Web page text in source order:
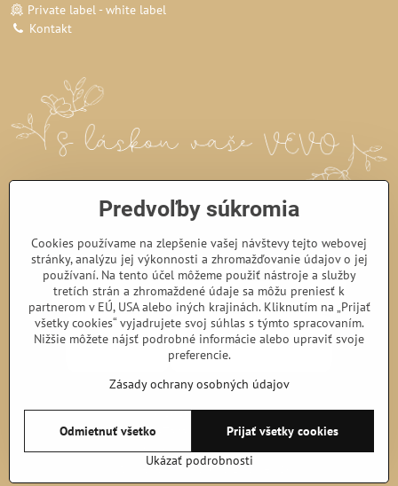
Private label - white label
Kontakt
©2026Copyright
Predvoľby súkromia
Zásady ochrany osobných údajov
Podmienky používania
Vytvorené pomocou:BiznisWeb.sk
Predvoľby súkromia
Cookies používame na zlepšenie vašej návštevy tejto webovej
stránky, analýzu jej výkonnosti a zhromažďovanie údajov o jej
používaní. Na tento účel môžeme použiť nástroje a služby
tretích strán a zhromaždené údaje sa môžu preniesť k
partnerom v EÚ, USA alebo iných krajinách. Kliknutím na „Prijať
všetky cookies“ vyjadrujete svoj súhlas s týmto spracovaním.
Nižšie môžete nájsť podrobné informácie alebo upraviť svoje
preferencie.
Zásady ochrany osobných údajov
Ukázať podrobnosti
Prijať všetky cookies
Odmietnuť všetko